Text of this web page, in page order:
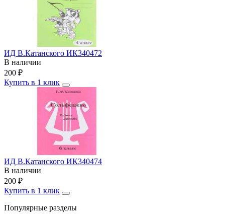
ИД В.Катанского ИК340472
В наличии
200 ₽
Купить в 1 клик
ИД В.Катанского ИК340474
В наличии
200 ₽
Купить в 1 клик
Популярные разделы